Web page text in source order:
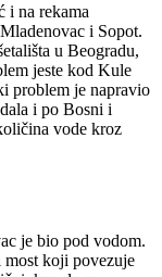
i na rekama
i Sopot.
u Beogradu,
jeste kod Kule
problem je napravio
i po Bosni i
vode kroz
je bio pod vodom.
most koji povezuje